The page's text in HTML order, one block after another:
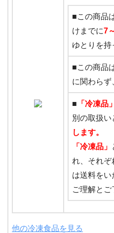
■この商品
けまでに7
ゆとりを
■この商品
に関わらず
■ 「冷凍品」
別の取扱い
します。
「冷凍品」
れ、それぞ
は送料をい
ご理解と
他の冷凍食品を見る